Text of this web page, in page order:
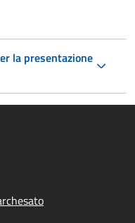
la presentazione